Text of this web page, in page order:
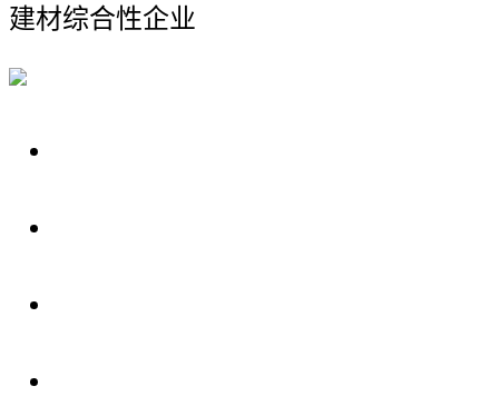
建材综合性企业